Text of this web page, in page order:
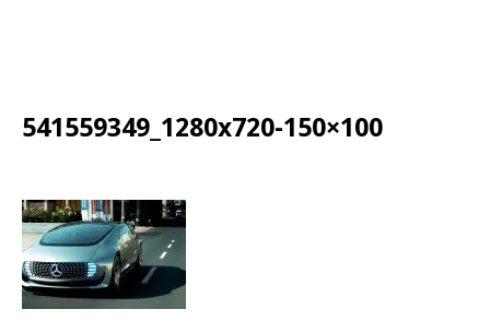
541559349_1280x720-150×100